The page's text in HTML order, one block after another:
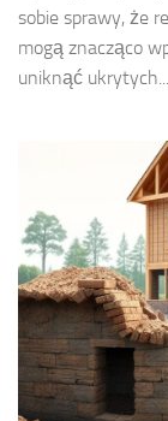
sobie sprawy, że
mogą znacząco
uniknąć ukrytych...